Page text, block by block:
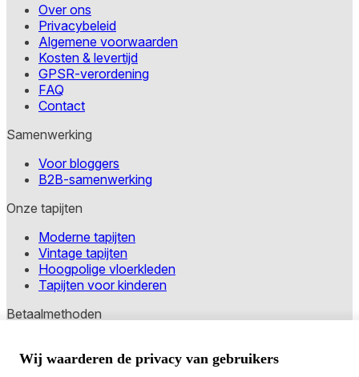
Over ons
Privacybeleid
Algemene voorwaarden
Kosten & levertijd
GPSR-verordening
FAQ
Contact
Samenwerking
Voor bloggers
B2B-samenwerking
Onze tapijten
Moderne tapijten
Vintage tapijten
Hoogpolige vloerkleden
Tapijten voor kinderen
Betaalmethoden
Copyright © 2026 TAPISO
Wij waarderen de privacy van gebruikers